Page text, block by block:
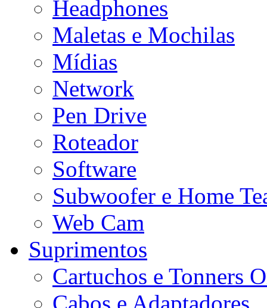
Headphones
Maletas e Mochilas
Mídias
Network
Pen Drive
Roteador
Software
Subwoofer e Home
Web Cam
Suprimentos
Cartuchos e Tonners